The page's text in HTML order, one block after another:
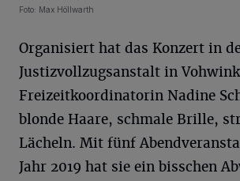
Foto: Max Höllwarth
Organisiert hat das Konzert in
Justizvollzugsanstalt in
Freizeitkoordinatorin Nadine
blonde Haare, schmale Brille,
Lächeln. Mit fünf
Jahr 2019 hat sie ein bisschen